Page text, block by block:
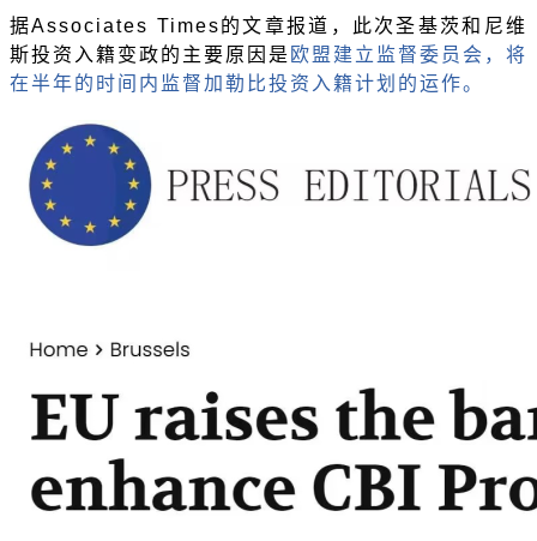
据Associates Times的文章报道，此次圣基茨和尼维
斯投资入籍变政的主要原因是 欧盟建立监督委员会，将
在半年的时间内监督加勒比投资入籍计划的运作。